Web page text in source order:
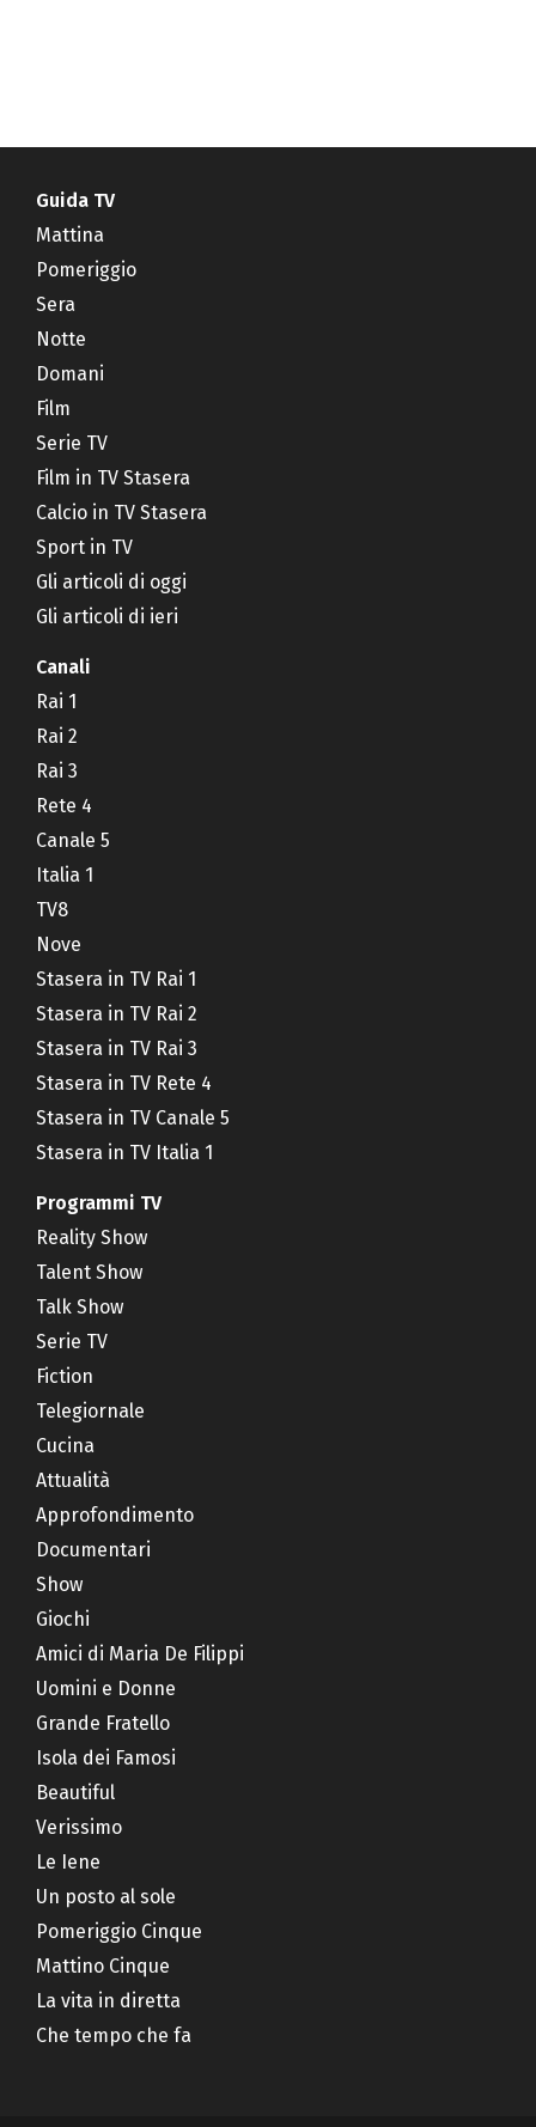
Guida TV
Mattina
Pomeriggio
Sera
Notte
Domani
Film
Serie TV
Film in TV Stasera
Calcio in TV Stasera
Sport in TV
Gli articoli di oggi
Gli articoli di ieri
Canali
Rai 1
Rai 2
Rai 3
Rete 4
Canale 5
Italia 1
TV8
Nove
Stasera in TV Rai 1
Stasera in TV Rai 2
Stasera in TV Rai 3
Stasera in TV Rete 4
Stasera in TV Canale 5
Stasera in TV Italia 1
Programmi TV
Reality Show
Talent Show
Talk Show
Serie TV
Fiction
Telegiornale
Cucina
Attualità
Approfondimento
Documentari
Show
Giochi
Amici di Maria De Filippi
Uomini e Donne
Grande Fratello
Isola dei Famosi
Beautiful
Verissimo
Le Iene
Un posto al sole
Pomeriggio Cinque
Mattino Cinque
La vita in diretta
Che tempo che fa